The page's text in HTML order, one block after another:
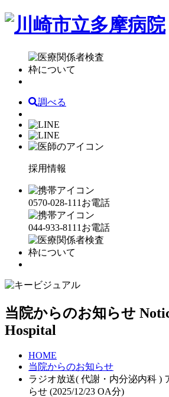
調べる
採用情報
0570-028-111 お電話
044-933-8111 お電話
当院からのお知らせ
Hospital
HOME
当院からのお知らせ
ラジオ放送( 代謝・内分泌内科 )
らせ (2025/12/23 OA分)